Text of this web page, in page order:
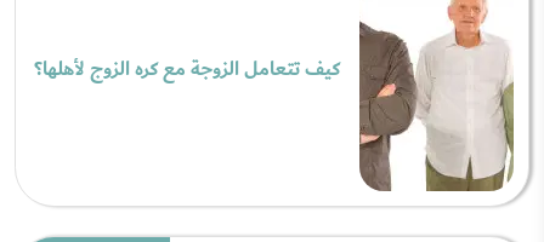
كيف تتعامل الزوجة مع كره الزوج لأهلها؟